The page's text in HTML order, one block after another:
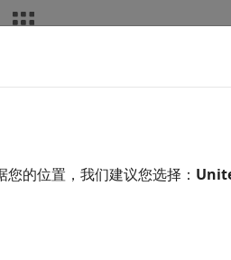
How useful was this
的位置，我们建议您选择：